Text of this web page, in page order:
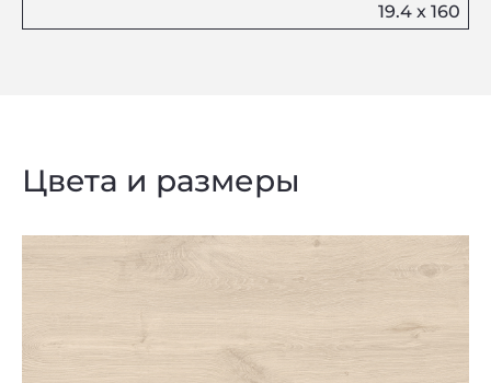
Цвета и размеры